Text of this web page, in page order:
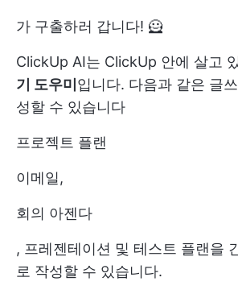
가 구출하러 갑니다! 🦸
ClickUp AI는 ClickUp 안에 살고
기 도우미입니다. 다음과 같은 글
성할 수 있습니다
프로젝트 플랜
이메일,
회의 아젠다
, 프레젠테이션 및 테스트 플랜을
로 작성할 수 있습니다.